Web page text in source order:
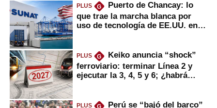
PLUS G
Puerto de Chancay: lo
que trae la marcha blanca por
uso de tecnología de EE.UU. en
PLUS G
Keiko anuncia “shock”
ferroviario: terminar Línea 2 y
ejecutar la 3, 4, 5 y 6; ¿habrá
PLUS G
Perú se “bajó del barco”